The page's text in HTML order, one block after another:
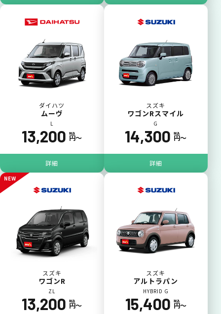
ダイハツ
ムーヴ
L
13,200 税込
円〜
詳細
スズキ
ワゴンRスマイル
G
14,300 税込
円〜
詳細
NEW
スズキ
ワゴンR
ZL
13,200 税込
円〜
スズキ
アルトラパン
HYBRID G
15,400 税込
円〜